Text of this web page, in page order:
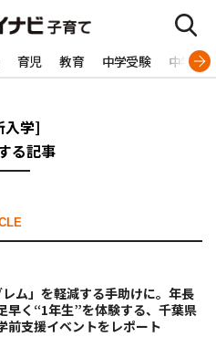
育児 教育 中学受験 中学生
入学]
る記事
レム」を軽減する手助けに。年長
早く“1年生”を体験する、千葉県
前支援イベントをレポート